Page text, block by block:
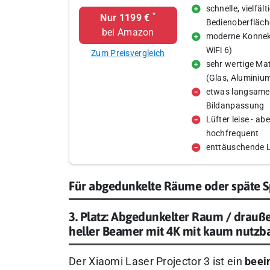
Nur 1199 € *
bei Amazon
Zum Preisvergleich
schnelle,
moderne
WiFi 6)
sehr wertige
(Glas,
etwas
Bildanpassung
Lüfter leise -
hochfrequent
enttäuschende
Für abgedunkelte Räume oder späte
3. Platz: Abgedunkelter Raum /
heller Beamer mit 4K mit kaum
Der Xiaomi Laser Projector 3 ist ein